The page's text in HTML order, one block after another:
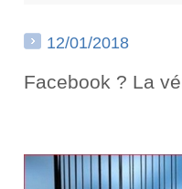
12/01/2018
Facebook ? La